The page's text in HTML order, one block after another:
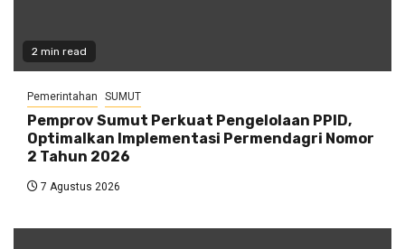
2 min read
Pemerintahan SUMUT
Pemprov Sumut Perkuat Pengelolaan PPID,
Optimalkan Implementasi Permendagri Nomor
2 Tahun 2026
7 Agustus 2026